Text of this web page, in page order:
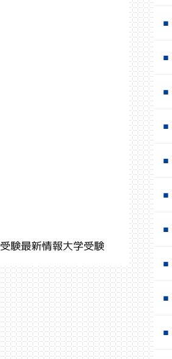
受験最新情報大学受験